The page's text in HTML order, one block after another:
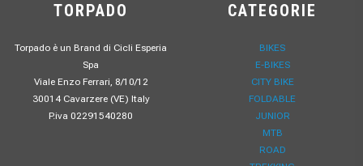
TORPADO
Torpado è un Brand di Cicli Esperia
Spa
Viale Enzo Ferrari, 8/10/12
30014 Cavarzere (VE) Italy
P.iva 02291540280
CATEGORIE
BIKES
E-BIKES
CITY BIKE
FOLDABLE
JUNIOR
MTB
ROAD